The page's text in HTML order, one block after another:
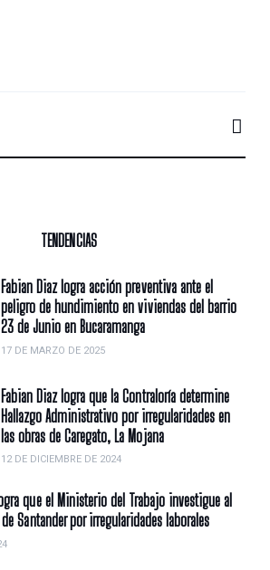
TENDENCIAS
Fabian Diaz logra acción preventiva ante el
peligro de hundimiento en viviendas del barrio
23 de Junio en Bucaramanga
17 DE MARZO DE 2025
Fabian Diaz logra que la Contraloría determine
Hallazgo Administrativo por irregularidades en
las obras de Caregato, La Mojana
12 DE DICIEMBRE DE 2024
que el Ministerio del Trabajo investigue al
Santander por irregularidades laborales